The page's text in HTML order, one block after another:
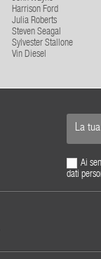
Harrison Ford
Julia Roberts
Steven Seagal
Sylvester Stallone
Vin Diesel
Ai
dati